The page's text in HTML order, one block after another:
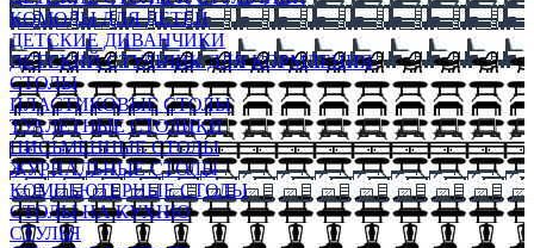
КОМОДЫ ДЛЯ ДЕТЕЙ
ДЕТСКИЕ ДИВАНЧИКИ
ДЕТСКИЙ СТУЛЬЧИК ДЛЯ КОРМЛЕНИЯ
СТОЛЫ
ПЛАСТИКОВЫЕ СТОЛЫ
ТУАЛЕТНЫЕ СТОЛИКИ
ПИСЬМЕННЫЕ СТОЛЫ
ЖУРНАЛЬНЫЕ СТОЛЫ
КОМПЬЮТЕРНЫЕ СТОЛЫ
СТОЛЫ НА КУХНЮ
СТУЛЬЯ